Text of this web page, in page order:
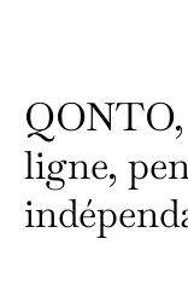
ligne,